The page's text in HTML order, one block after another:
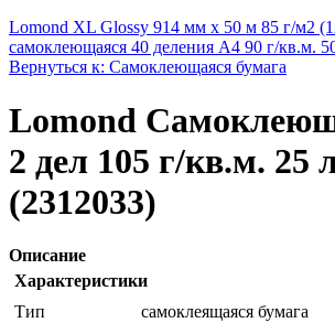
Lomond XL Glossy 914 мм х 50 м 85 г/м2
самоклеющаяся 40 деления А4 90 г/кв.м.
Вернуться к: Самоклеющаяся бумага
Lomond
2 дел 105 г/кв.м. 25
(2312033)
Описание
Характеристики
Тип
самоклеящаяся бумага